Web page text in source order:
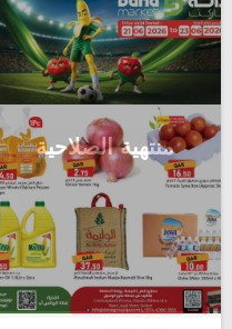
منتهية الصلاحية